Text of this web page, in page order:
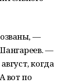
—
—
когда
вот по